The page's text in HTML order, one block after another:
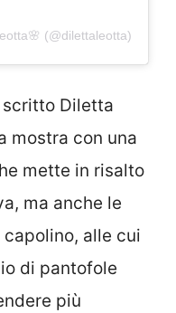
(@dilettaleotta)
Diletta
mostra con una
mette in risalto
ma anche le
alle cui
di pantofole
più